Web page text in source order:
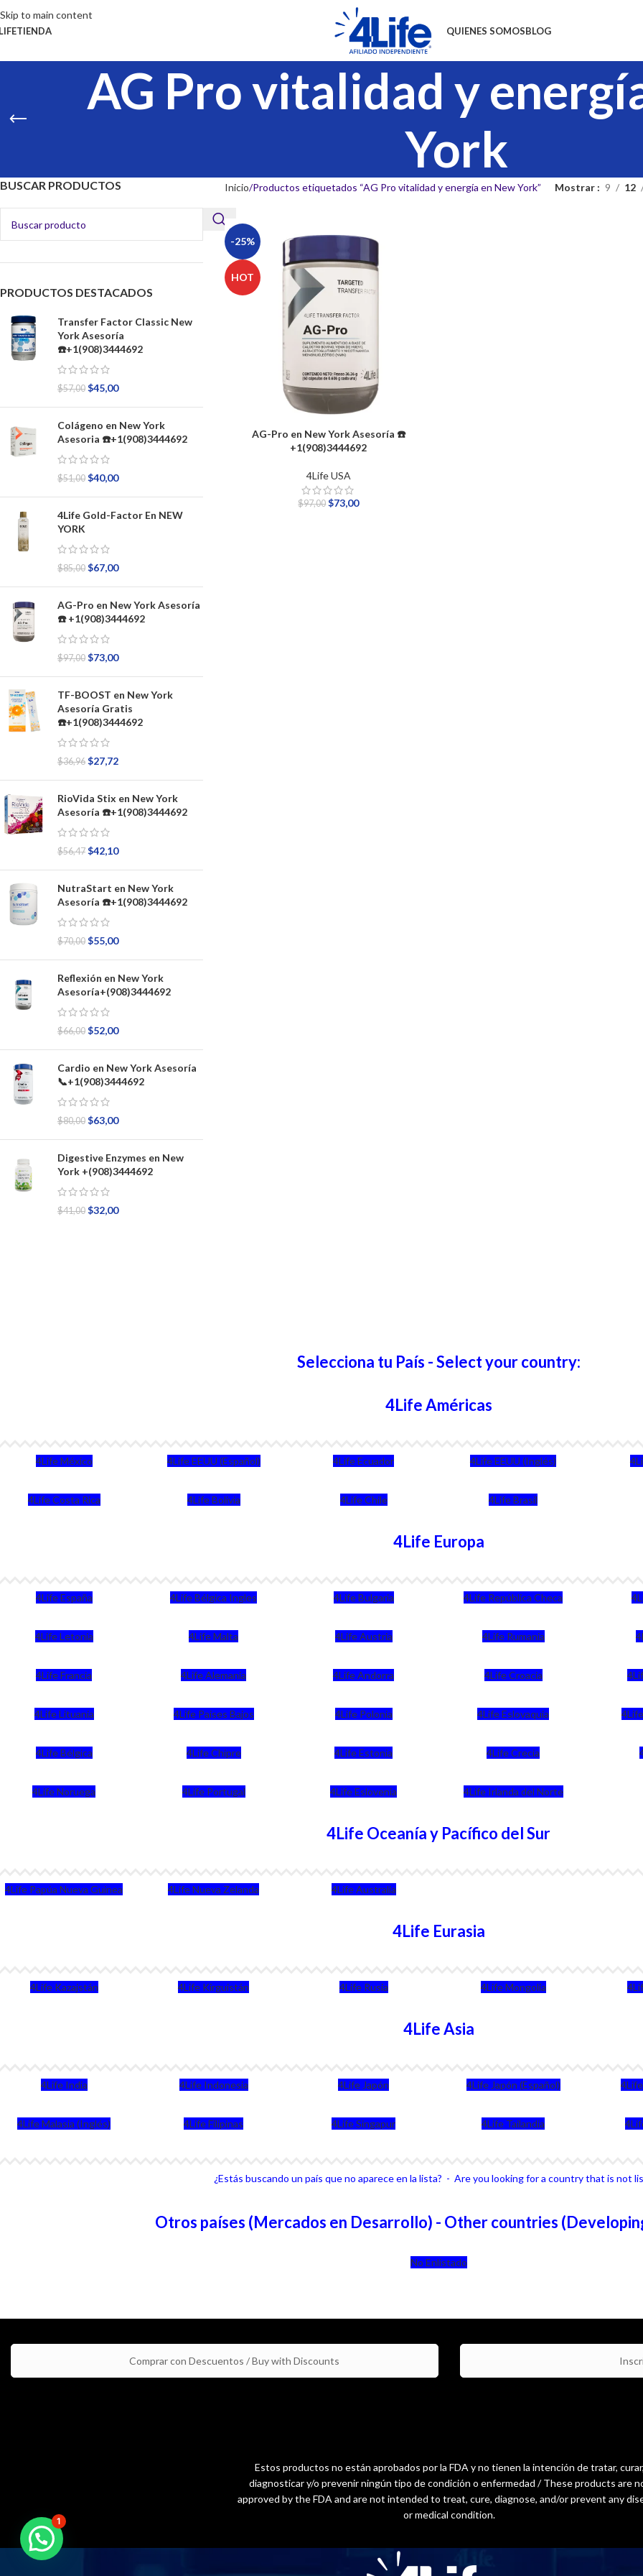
Skip to main content
TIENDA QUIENES SOMOSBLOG
AG Pro vitalidad y
York
BUSCAR PRODUCTOS
PRODUCTOS DESTACADOS
Transfer Factor Classic New
York Asesoría
☎️+1(908)3444692
$57,00 $45,00
Colágeno en New York
Asesoria ☎️+1(908)3444692
$51,00 $40,00
4Life Gold-Factor En NEW
YORK
$85,00 $67,00
AG-Pro en New York Asesoría
☎️ +1(908)3444692
$97,00 $73,00
TF-BOOST en New York
Asesoría Gratis
☎️+1(908)3444692
$36,96 $27,72
RioVida Stix en New York
Asesoría ☎️+1(908)3444692
$56,47 $42,10
NutraStart en New York
Asesoría ☎️+1(908)3444692
$70,00 $55,00
Reflexión en New York
Asesoría+(908)3444692
$66,00 $52,00
Cardio en New York Asesoría
📞+1(908)3444692
$80,00 $63,00
Digestive Enzymes en New
York +(908)3444692
$41,00 $32,00
Inicio Productos etiquetados “AG Pro vitalidad y energía en New York” Mostrar 9 12
-25%
HOT
AG-Pro en New York Asesoría ☎️
+1(908)3444692
4Life USA
$97,00 $73,00
Selecciona tu País - Select your country:
4Life Américas
4Life México 4Life EEUU (Español) 4Life Ecuador 4Life EEUU (Inglés)
4Life Costa Rica 4Life Bolivia 4Life Chile 4Life Brasil
4Life Europa
4Life España 4Life Bélgica Ingles 4Life Bulgaria 4Life República Checa
4Life Letonia 4Life Malta 4Life Austria 4Life Rumania
4Life Francia 4Life Alemania 4Life Andorra 4Life Croacia
4Life Lituania 4Life Paises Bajos 4Life Polonia 4Life Eslovaquia
4Life Bélgica 4Life Chipre 4Life Estonia 4Life Crecia
4Life Noruega 4Life Portugal 4Life Eslovenia 4Life Irlanda del Norte
4Life Oceanía y Pacífico del Sur
4Life Papúa Nueva Guinea 4Life Nueva Zelanda 4Life Australia
4Life Eurasia
4Life Kazajstán 4Life Kirguistán 4Life Rusia 4Life Mongolia
4Life Asia
4Life India 4Life Indonesia 4Life Japón 4Life Japón (Español)
4Life Malasia (Inglés) 4Life Filipinas 4Life Singapur 4Life Tailandia
¿Estás buscando un país que no aparece en la lista? - Are you looking for a country that is not
Otros países (Mercados en Desarrollo) - Other countries
No Enlistado
Comprar con Descuentos / Buy with Discounts
Estos productos no están aprobados por la FDA y no tienen la intención de tratar, curar,
diagnosticar y/o prevenir ningún tipo de condición o enfermedad / These products are
approved by the FDA and are not intended to treat, cure, diagnose, and/or prevent any
or medical condition.
1